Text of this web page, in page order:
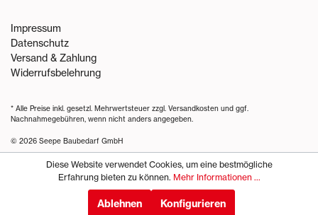
Impressum
Datenschutz
Versand & Zahlung
Widerrufsbelehrung
© 2026 Seepe Baubedarf GmbH
* Alle Preise inkl. gesetzl. Mehrwertsteuer zzgl. Versandkosten und ggf.
Nachnahmegebühren, wenn nicht anders angegeben.
Diese Website verwendet Cookies, um eine bestmögliche
Erfahrung bieten zu können. Mehr Informationen ...
Ablehnen Konfigurieren